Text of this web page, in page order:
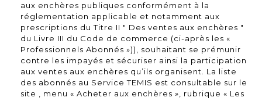
aux enchères publiques conformément à la
réglementation applicable et notamment aux
prescriptions du Titre II " Des ventes aux enchères "
du Livre III du Code de commerce (ci-après les «
Professionnels Abonnés »)), souhaitant se prémunir
contre les impayés et sécuriser ainsi la participation
aux ventes aux enchères qu’ils organisent. La liste
des abonnés au Service TEMIS est consultable sur le
site , menu « Acheter aux enchères », rubrique « Les